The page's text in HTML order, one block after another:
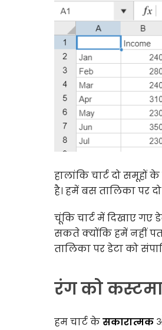
हालांकि चार्ट दो
है। हमें बस तालिका पर
चूंकि चार्ट में दिखाए गए
सकते क्योंकि हमें नहीं
तालिका पर डेटा को
रंग को
हम चार्ट केसकारात्मक